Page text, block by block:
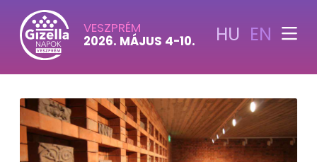
VESZPRÉM
2026. MÁJUS 4-10. HU EN